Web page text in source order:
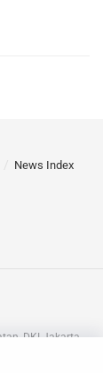
News Index
DKI Jakarta.